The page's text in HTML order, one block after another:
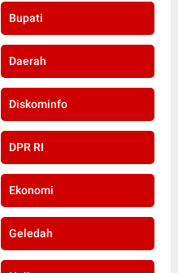
Bupati
Daerah
Diskominfo
DPR RI
Ekonomi
Geledah